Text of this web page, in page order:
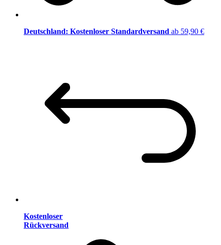
Deutschland: Kostenloser Standardversand ab 59,90 €
Kostenloser
Rückversand